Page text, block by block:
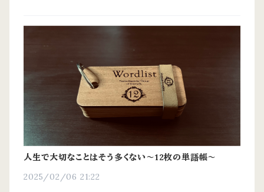
人生で大切なことはそう多くない〜12枚の単語帳〜
2025/02/06 21:22